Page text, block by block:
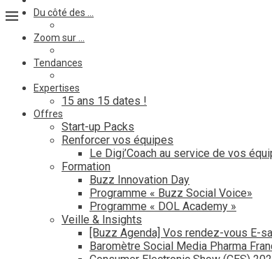
Du côté des …
Zoom sur …
Tendances
Expertises
15 ans 15 dates !
Offres
Start-up Packs
Renforcer vos équipes
Le Digi’Coach au service de vos
Formation
Buzz Innovation Day
Programme « Buzz Social Voice»
Programme « DOL Academy »
Veille & Insights
[Buzz Agenda] Vos rendez-vous E-
Baromètre Social Media Pharma